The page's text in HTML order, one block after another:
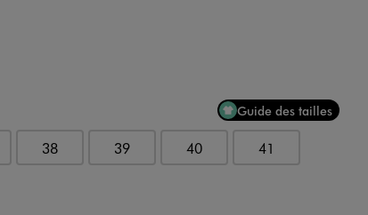
Guide des tailles
38 39 40 41